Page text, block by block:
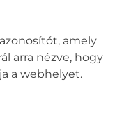
amely
arra nézve, hogy
a webhelyet.